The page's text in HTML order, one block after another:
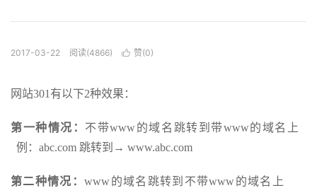
2017-03-22 阅读(4866)  赞(0)
网站301有以下2种效果：
第一种情况： 不带www的域名跳转到带www的域名上
例：abc.com 跳转到→ www.abc.com
第二种情况：www的域名跳转到不带www的域名上